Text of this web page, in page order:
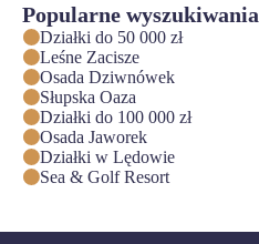
Popularne wyszukiwania
Działki do 50 000 zł
Leśne Zacisze
Osada Dziwnówek
Słupska Oaza
Działki do 100 000 zł
Osada Jaworek
Działki w Lędowie
Sea & Golf Resort